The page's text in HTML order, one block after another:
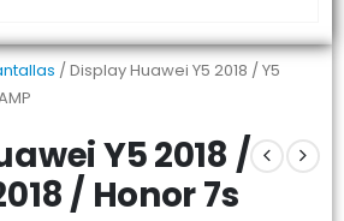
/ Display Huawei Y5 2018 / Y5
Y5 2018 /
/ Honor 7s